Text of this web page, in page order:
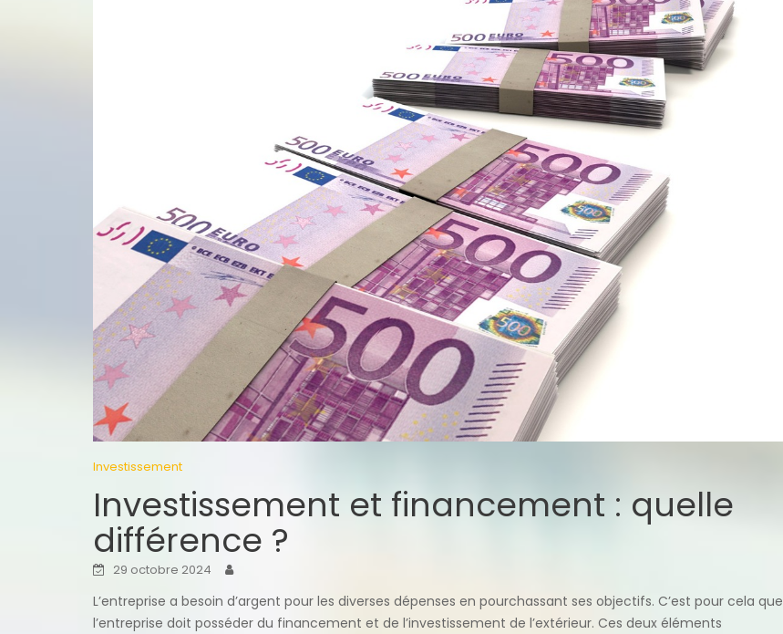
Investissement
Investissement et financement : quelle
différence ?
29 octobre 2024
L’entreprise a besoin d’argent pour les diverses dépenses en pourchassant ses objectifs. C’est pour cela que
l’entreprise doit posséder du financement et de l’investissement de l’extérieur. Ces deux éléments